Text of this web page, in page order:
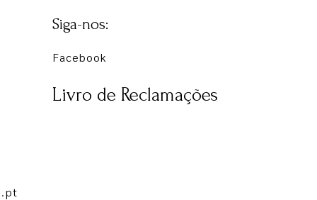
Siga-nos:
Facebook
Livro de Reclamações